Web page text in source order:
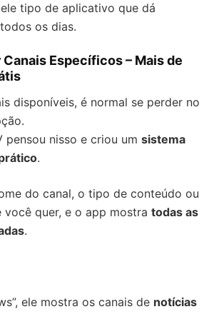
tipo de aplicativo que dá
os dias.
Canais Específicos – Mais de
disponíveis, é normal se perder no
pensou nisso e criou um sistema
.
do canal, o tipo de conteúdo ou
você quer, e o app mostra todas as
.
ele mostra os canais de notícias